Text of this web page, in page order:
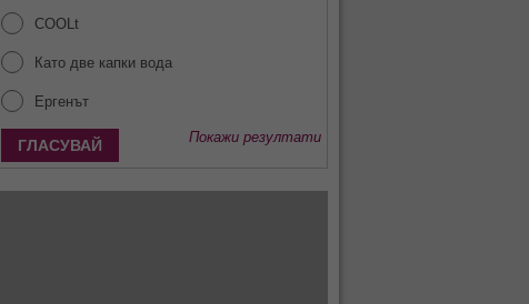
COOLt
Като две капки вода
Ергенът
Покажи резултати